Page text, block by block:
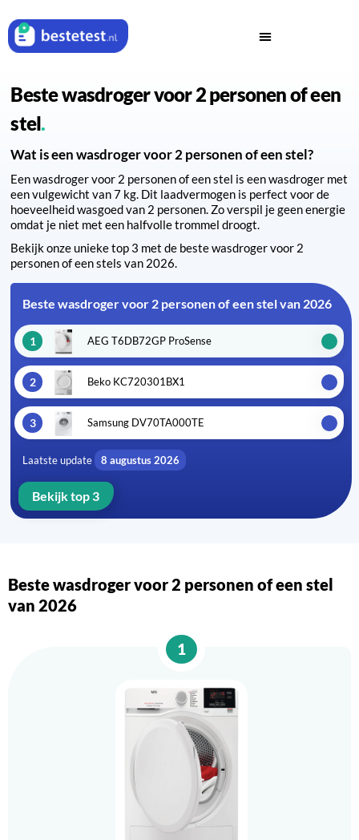
Beste wasdroger voor 2 personen of een
stel
Wat is een wasdroger voor 2 personen of een stel?
Een wasdroger voor 2 personen of een stel is een wasdroger met
een vulgewicht van 7 kg. Dit laadvermogen is perfect voor de
hoeveelheid wasgoed van 2 personen. Zo verspil je geen energie
omdat je niet met een halfvolle trommel droogt.
Bekijk onze unieke top 3 met de beste wasdroger voor 2
personen of een stels van 2026.
Beste wasdroger voor 2 personen of een stel van 2026
1 AEG T6DB72GP ProSense
2 Beko KC720301BX1
3 Samsung DV70TA000TE
Laatste update 8 augustus 2026
Bekijk top 3
Beste wasdroger voor 2 personen of een stel
van 2026
1